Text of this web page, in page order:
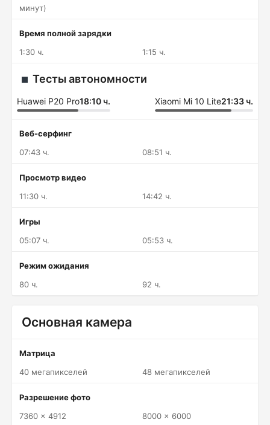
минут)
Время полной зарядки
1:30 ч.
1:15 ч.
Тесты автономности
Huawei P20 Pro18:10 ч. Xiaomi Mi 10 Lite21:33 ч.
Веб-серфинг
07:43 ч.
08:51 ч.
Просмотр видео
11:30 ч.
14:42 ч.
Игры
05:07 ч.
05:53 ч.
Режим ожидания
80 ч.
92 ч.
Основная камера
Матрица
40 мегапикселей
48 мегапикселей
Разрешение фото
7360 x 4912
8000 x 6000